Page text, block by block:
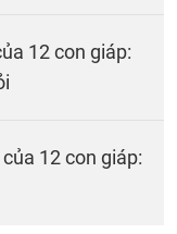
12 con giáp:
12 con giáp: